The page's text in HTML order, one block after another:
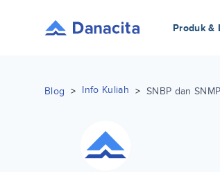
Produk &
Blog > Info Kuliah >